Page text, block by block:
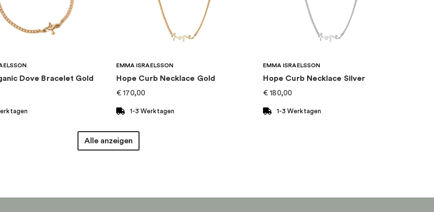
Dove Bracelet Gold
EMMA ISRAELSSON
Hope Curb Necklace Gold
€ 170,00
1-3 Werktagen
EMMA ISRAELSSON
Hope Curb Necklace Silver
€ 180,00
1-3 Werktagen
Alle anzeigen